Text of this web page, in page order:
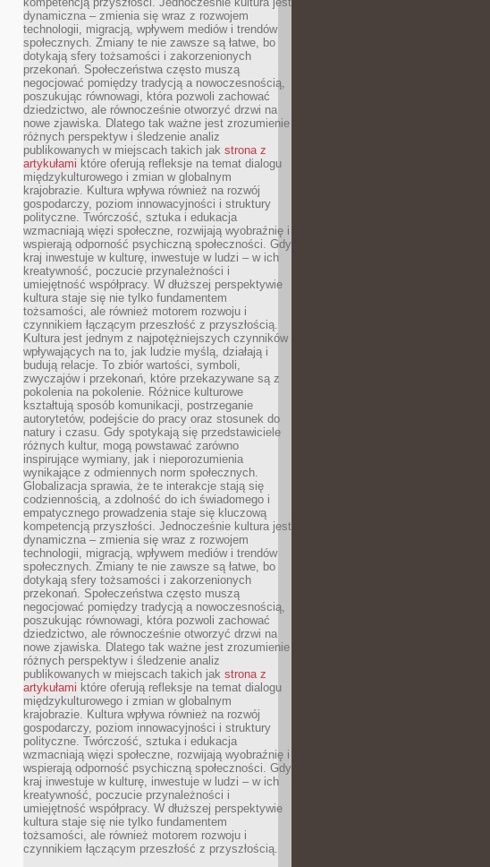
dynamiczna – zmienia się wraz z rozwojem
technologii, migracją, wpływem mediów i trendów
społecznych. Zmiany te nie zawsze są łatwe, bo
dotykają sfery tożsamości i zakorzenionych
przekonań. Społeczeństwa często muszą
negocjować pomiędzy tradycją a nowoczesnością,
poszukując równowagi, która pozwoli zachować
dziedzictwo, ale równocześnie otworzyć drzwi na
nowe zjawiska. Dlatego tak ważne jest zrozumienie
różnych perspektyw i śledzenie analiz
publikowanych w miejscach takich jak strona z
artykułami które oferują refleksje na temat dialogu
międzykulturowego i zmian w globalnym
krajobrazie. Kultura wpływa również na rozwój
gospodarczy, poziom innowacyjności i struktury
polityczne. Twórczość, sztuka i edukacja
wzmacniają więzi społeczne, rozwijają wyobraźnię i
wspierają odporność psychiczną społeczności. Gdy
kraj inwestuje w kulturę, inwestuje w ludzi – w ich
kreatywność, poczucie przynależności i
umiejętność współpracy. W dłuższej perspektywie
kultura staje się nie tylko fundamentem
tożsamości, ale również motorem rozwoju i
czynnikiem łączącym przeszłość z przyszłością.
Kultura jest jednym z najpotężniejszych czynników
wpływających na to, jak ludzie myślą, działają i
budują relacje. To zbiór wartości, symboli,
zwyczajów i przekonań, które przekazywane są z
pokolenia na pokolenie. Różnice kulturowe
kształtują sposób komunikacji, postrzeganie
autorytetów, podejście do pracy oraz stosunek do
natury i czasu. Gdy spotykają się przedstawiciele
różnych kultur, mogą powstawać zarówno
inspirujące wymiany, jak i nieporozumienia
wynikające z odmiennych norm społecznych.
Globalizacja sprawia, że te interakcje stają się
codziennością, a zdolność do ich świadomego i
empatycznego prowadzenia staje się kluczową
kompetencją przyszłości. Jednocześnie kultura jest
dynamiczna – zmienia się wraz z rozwojem
technologii, migracją, wpływem mediów i trendów
społecznych. Zmiany te nie zawsze są łatwe, bo
dotykają sfery tożsamości i zakorzenionych
przekonań. Społeczeństwa często muszą
negocjować pomiędzy tradycją a nowoczesnością,
poszukując równowagi, która pozwoli zachować
dziedzictwo, ale równocześnie otworzyć drzwi na
nowe zjawiska. Dlatego tak ważne jest zrozumienie
różnych perspektyw i śledzenie analiz
publikowanych w miejscach takich jak strona z
artykułami które oferują refleksje na temat dialogu
międzykulturowego i zmian w globalnym
krajobrazie. Kultura wpływa również na rozwój
gospodarczy, poziom innowacyjności i struktury
polityczne. Twórczość, sztuka i edukacja
wzmacniają więzi społeczne, rozwijają wyobraźnię i
wspierają odporność psychiczną społeczności. Gdy
kraj inwestuje w kulturę, inwestuje w ludzi – w ich
kreatywność, poczucie przynależności i
umiejętność współpracy. W dłuższej perspektywie
kultura staje się nie tylko fundamentem
tożsamości, ale również motorem rozwoju i
czynnikiem łączącym przeszłość z przyszłością.